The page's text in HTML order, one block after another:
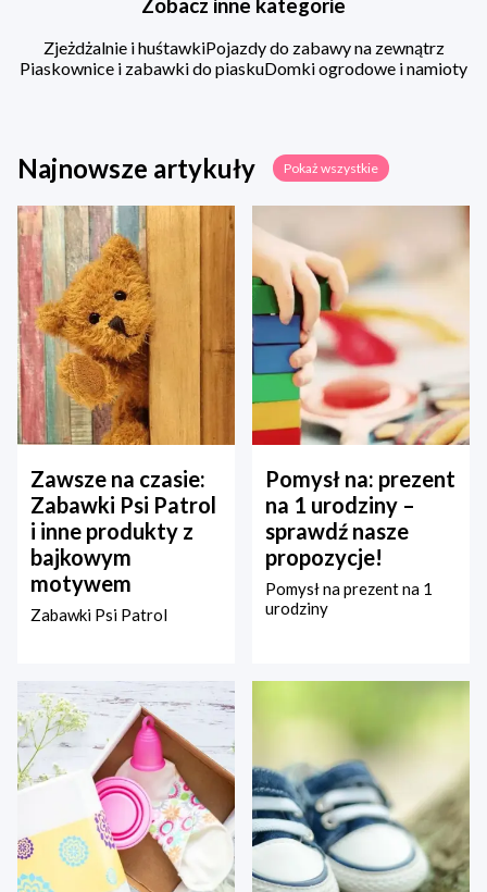
Zobacz inne kategorie
Zjeżdżalnie i huśtawkiPojazdy do zabawy na zewnątrz
Piaskownice i zabawki do piaskuDomki ogrodowe i namioty
Najnowsze artykuły Pokaż wszystkie
Zawsze na czasie:
Zabawki Psi Patrol
i inne produkty z
bajkowym
motywem
Zabawki Psi Patrol
Pomysł na: prezent
na 1 urodziny –
sprawdź nasze
propozycje!
Pomysł na prezent na 1
urodziny